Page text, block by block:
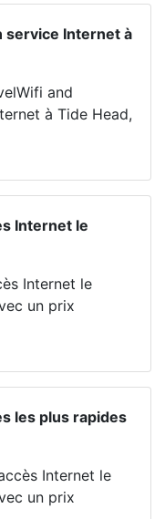
Internet à
and
à Tide Head,
Internet le
Internet le
un prix
les plus rapides
Internet le
un prix